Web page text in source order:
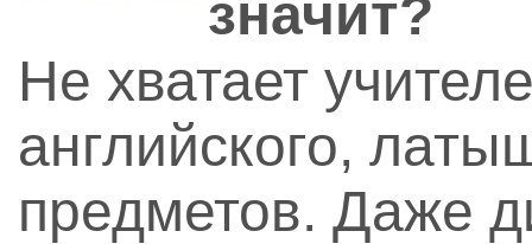
значит?
Не хватает
английского,
предметов. Даже